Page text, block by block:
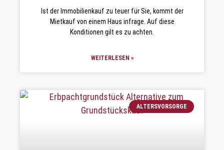
Ist der Immobilienkauf zu teuer für Sie, kommt der
Mietkauf von einem Haus infrage. Auf diese
Konditionen gilt es zu achten.
WEITERLESEN »
ALTERSVORSORGE